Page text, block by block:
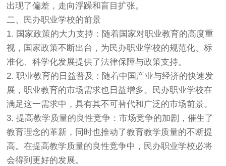
出现了偏差，走向浮躁和盲目扩张。
二、民办职业学校的前景
1. 国家政策的大力支持：随着国家对职业教育的高度重
视，国家政策不断出台，为民办职业学校的规范化、标
准化、科学化发展提供了法律保障与政策支持。
2. 职业教育的日益普及：随着中国产业与经济的快速发
展，职业教育的市场需求也日益增多。民办职业学校在
满足这一需求中，具有其不可替代和广泛的市场前景。
3. 提高教学质量的良性竞争：市场竞争的加剧，催生了
教育理念的革新，同时也推动了教育教学质量的不断提
高。在提高教学质量的良性竞争中，民办职业学校必将
会得到更好的发展。